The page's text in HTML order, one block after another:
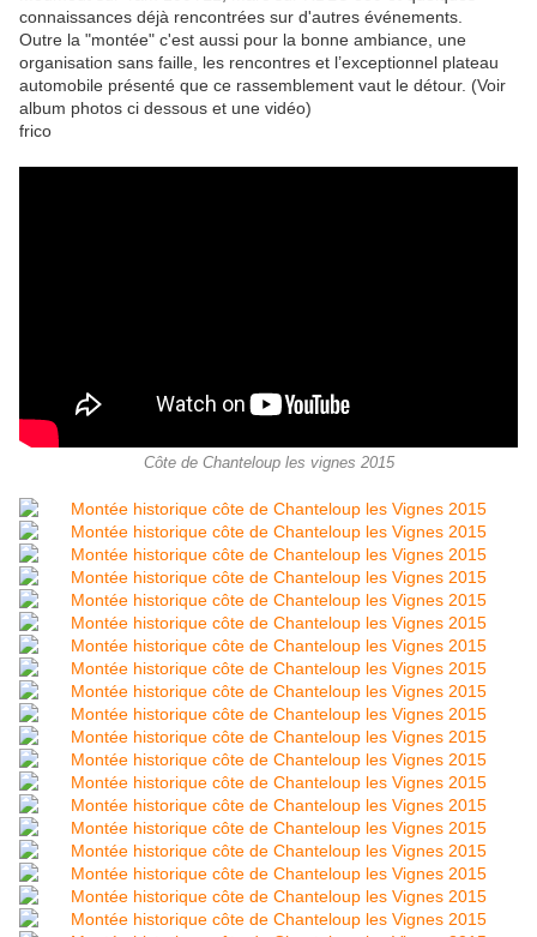
connaissances déjà rencontrées sur d'autres événements.
Outre la "montée" c'est aussi pour la bonne ambiance, une
organisation sans faille, les rencontres et l’exceptionnel plateau
automobile présenté que ce rassemblement vaut le détour. (Voir
album photos ci dessous et une vidéo)
frico
Côte de Chanteloup les vignes 2015